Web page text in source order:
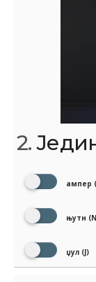
2.
ампер
њутн
џул (Ј)